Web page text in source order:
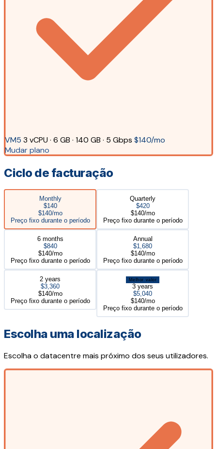
VM5 3 vCPU · 6 GB · 140 GB · 5 Gbps $140/mo
Mudar plano
Ciclo de facturação
Monthly
$140
$140/mo
Preço fixo durante o período
Quarterly
$420
$140/mo
Preço fixo durante o período
6 months
$840
$140/mo
Preço fixo durante o período
Annual
$1,680
$140/mo
Preço fixo durante o período
2 years
$3,360
$140/mo
Preço fixo durante o período
Melhor valor
3 years
$5,040
$140/mo
Preço fixo durante o período
Escolha uma localização
Escolha o datacentre mais próximo dos seus utilizadores.